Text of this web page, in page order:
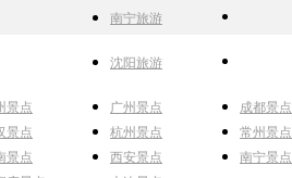
南宁旅游
沈阳旅游
景点 广州景点 成都景点
景点 杭州景点 常州景点
景点 西安景点 南宁景点